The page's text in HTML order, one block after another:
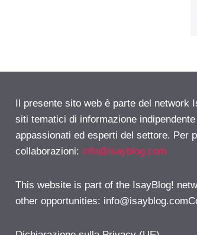
Il presente sito web è parte del
siti tematici di informazione
appassionati ed esperti del settore. Per
collaborazioni: info@isayblog.com
This website is part of the IsayBlog!
other opportunities: